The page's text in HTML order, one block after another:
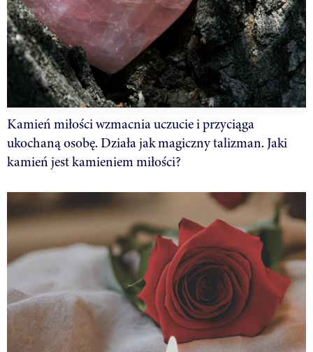
Kamień miłości wzmacnia uczucie i przyciąga
ukochaną osobę. Działa jak magiczny talizman. Jaki
kamień jest kamieniem miłości?